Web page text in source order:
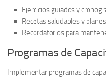
Ejercicios guiados y
Recetas saludables y
Recordatorios para
Programas de
Implementar programas de